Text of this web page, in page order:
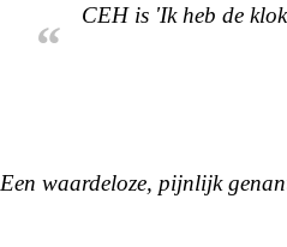
“
CEH is 'Ik heb de
Een waardeloze, pijnlijk